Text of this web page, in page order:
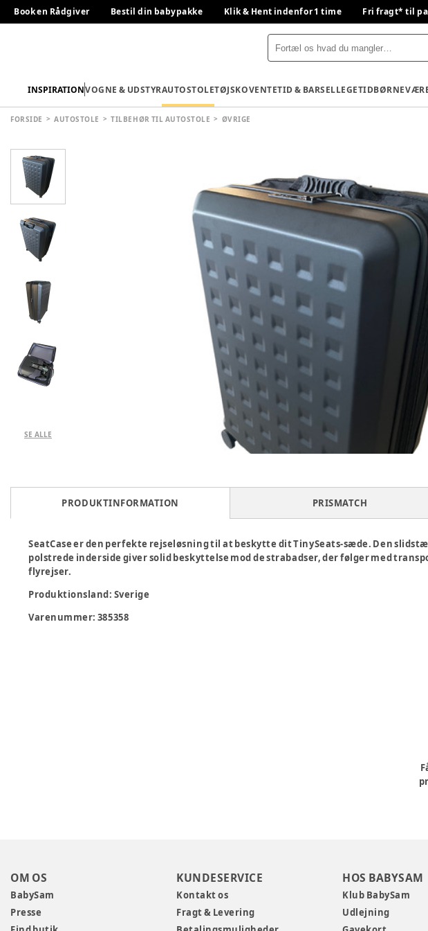
Book en Rådgiver Bestil din babypakke Klik & Hent indenfor 1 time Fri fragt* til
INSPIRATIONVOGNE & UDSTYRAUTOSTOLETØJSKOVENTETID & BARSELLEGETID
FORSIDE AUTOSTOLE TILBEHØR TIL AUTOSTOLE ØVRIGE
SE ALLE
PRODUKTINFORMATION PRISMATCH
SeatCase er den perfekte rejseløsning til at beskytte dit TinySeats-sæde. Den
polstrede inderside giver solid beskyttelse mod de strabadser, der følger med
flyrejser.
Produktionsland: Sverige
Varenummer: 385358
OM OS
BabySam
Presse
KUNDESERVICE
Kontakt os
Fragt & Levering
HOS BABYSAM
Klub BabySam
Udlejning